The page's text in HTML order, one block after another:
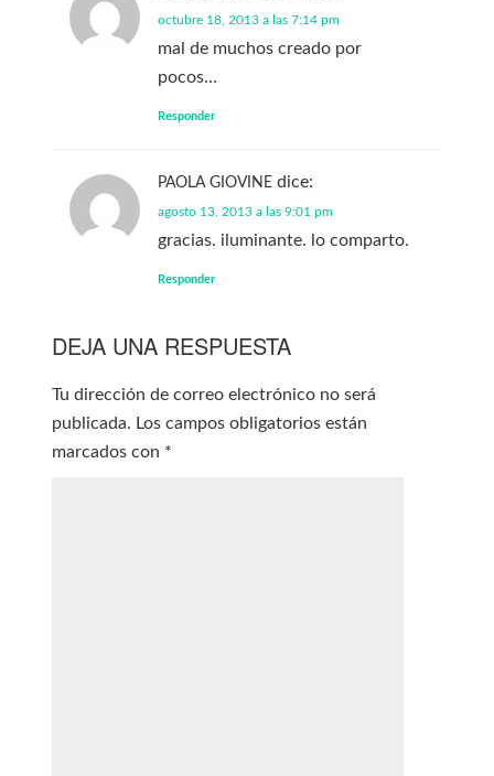
octubre 18, 2013 a las 7:14 pm
mal de muchos creado por
pocos…
Responder
PAOLA GIOVINE dice:
agosto 13, 2013 a las 9:01 pm
gracias. iluminante. lo comparto.
Responder
DEJA UNA RESPUESTA
Tu dirección de correo electrónico no será
publicada. Los campos obligatorios están
marcados con *